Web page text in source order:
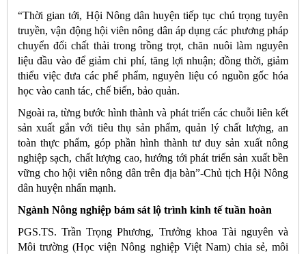
“Thời gian tới, Hội Nông dân huyện tiếp tục chú trọng tuyên
truyền, vận động hội viên nông dân áp dụng các phương pháp
chuyển đổi chất thải trong trồng trọt, chăn nuôi làm nguyên
liệu đầu vào để giảm chi phí, tăng lợi nhuận; đồng thời, giảm
thiểu việc đưa các phế phẩm, nguyên liệu có nguồn gốc hóa
học vào canh tác, chế biến, bảo quản.
Ngoài ra, từng bước hình thành và phát triển các chuỗi liên kết
sản xuất gắn với tiêu thụ sản phẩm, quản lý chất lượng, an
toàn thực phẩm, góp phần hình thành tư duy sản xuất nông
nghiệp sạch, chất lượng cao, hướng tới phát triển sản xuất bền
vững cho hội viên nông dân trên địa bàn”-Chủ tịch Hội Nông
dân huyện nhấn mạnh.
Ngành Nông nghiệp bám sát lộ trình kinh tế tuần hoàn
PGS.TS. Trần Trọng Phương, Trưởng khoa Tài nguyên và
Môi trường (Học viện Nông nghiệp Việt Nam) chia sẻ, môi